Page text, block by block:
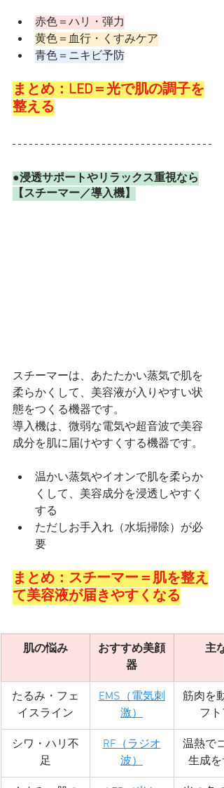
赤色＝ハリ・弾力
黄色＝血行・くすみケア
青色＝ニキビ予防
まとめ：LED＝光で肌の調子を
整える
●浸透サポートやリラックス重視なら
【スチーマー／導入機】
スチーマーは、あたたかい蒸気で肌を
柔らかくして、美容液が入りやすい状
態をつくる機器です。
導入機は、微弱な電気や超音波で美容
成分を肌に届けやすくする機器です。
温かい蒸気やイオンで肌を柔らか
くして、美容成分を浸透しやすく
する
ただしお手入れ（水垢掃除）が必
要
まとめ：スチーマー＝肌を整え
て美容液が届きやすくなる
肌の悩み
おすすめ美顔
器
主
たるみ・フェ
イスライン
EMS（電気刺
激）
筋肉を
フト
シワ・ハリ不
足
RF（ラジオ
波）
温熱で
生成を